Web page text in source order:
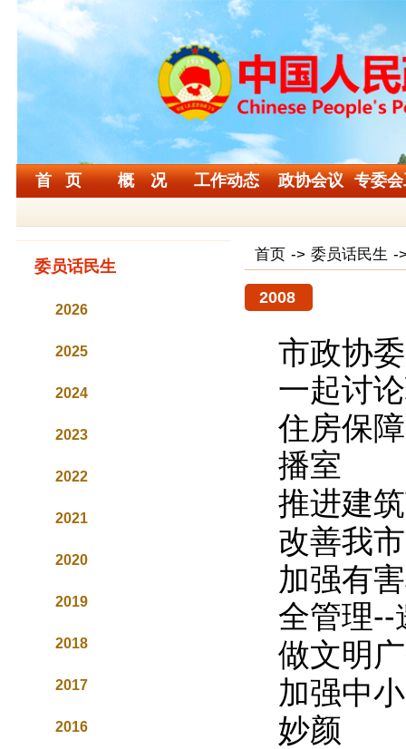
首 页 概 况 工作动态 政协会议 专委
委员话民生
2026
2025
2024
2023
2022
2021
2020
2019
2018
2017
2016
首页 -> 委员话民生 -
2008
市政协
一起讨
住房保
播室
推进建
改善我
加强有
全管理--
做文明
加强中
妙颜